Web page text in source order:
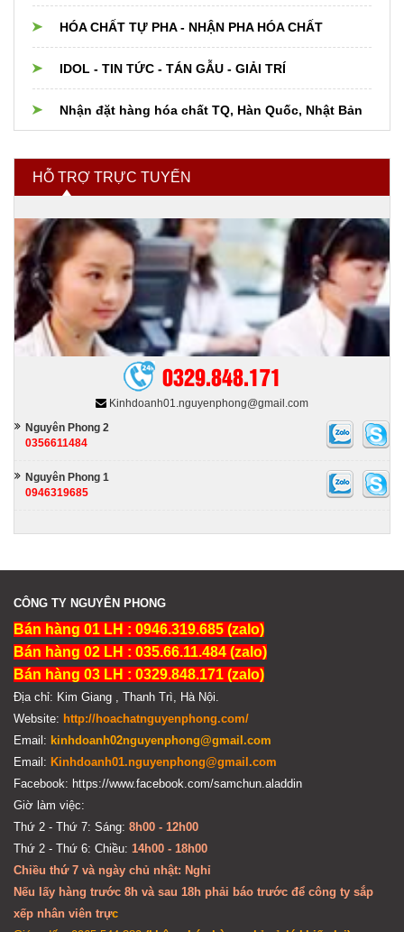
Thiết bị dụng cụ PTN khác
Hóa chất xử lý nước
Nguyên liệu Thực phẩm, Dược phẩm, Mỹ phẩm
Hóa chất và nguyên liệu cho Phân bón
Hóa chất tẩy rửa
Hóa chất nhóm ngành khác
HÓA CHẤT TỰ PHA - NHẬN PHA HÓA CHẤT
IDOL - TIN TỨC - TÁN GẪU - GIẢI TRÍ
Nhận đặt hàng hóa chất TQ, Hàn Quốc, Nhật Bản
HỖ TRỢ TRỰC TUYẾN
0329.848.171
Kinhdoanh01.nguyenphong@gmail.com
Nguyên Phong 2
0356611484
Nguyên Phong 1
0946319685
CÔNG TY NGUYÊN PHONG
Bán hàng 01 LH : 0946.319.685 (zalo)
Bán hàng 02 LH : 035.66.11.484 (zalo)
Bán hàng 03 LH : 0329.848.171 (zalo)
Địa chỉ: Kim Giang , Thanh Trì, Hà Nội.
Website: http://hoachatnguyenphong.com/
Email: kinhdoanh02nguyenphong@gmail.com
Email: Kinhdoanh01.nguyenphong@gmail.com
Facebook: https://www.facebook.com/samchun.aladdin
Giờ làm việc:
Thứ 2 - Thứ 7: Sáng: 8h00 - 12h00
Thứ 2 - Thứ 6: Chiều: 14h00 - 18h00
Chiều thứ 7 và ngày chủ nhật: Nghỉ
Nếu lấy hàng trước 8h và sau 18h phải báo trước để công ty sắp
xếp nhân viên trực